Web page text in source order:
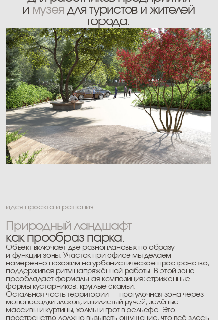
Природный ландшафт
как прообраз парка.
Объект включает две разноплановых по образу
и функции зоны. Участок при офисе мы делаем
намеренно похожим на урбанистическое пространство,
поддерживая ритм напряжённой работы. В этой зоне
преобладает формальная композиция: стриженные
формы кустарников, круглые скамьи.
Остальная часть территории — прогулочная зона через
монопосадки злаков, извилистый ручей, зелёные
массивы и куртины, холмы и грот в рельефе. Это
пространство должно вызывать ощущение, что всё здесь
возникло естественным образом.
Доминанта парка — грот с озеленённой злаками крышей
идея проекта и решения.
Функциональные зоны